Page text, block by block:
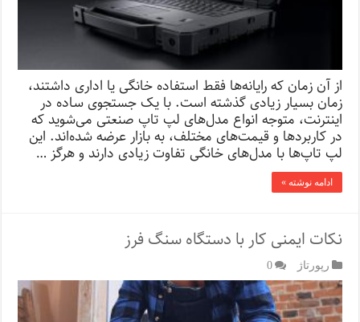
از آن زمان که رایانه‌ها فقط استفاده خانگی یا اداری داشتند،
زمان بسیار زیادی گذشته است. با یک جستجوی ساده در
اینترنت، متوجه انواع مدل‌های لپ تاپ صنعتی می‌شوید که
در کاربردها و قیمت‌های مختلف، به بازار عرضه شده‌اند. این
لپ تاپ‌ها با مدل‌های خانگی تفاوت زیادی دارند و هرگز …
ادامه نوشته »
نکات ایمنی کار با دستگاه سنگ فرز
رپورتاژ‌ 0